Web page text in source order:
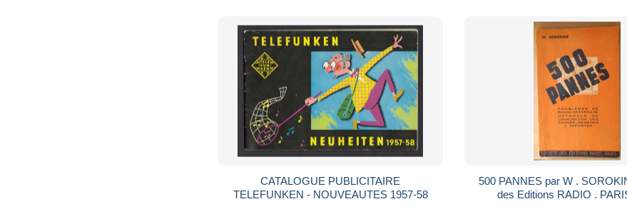
CATALOGUE PUBLICITAIRE
TELEFUNKEN - NOUVEAUTES 1957-58
500 PANNES par W . SOROKINE Société